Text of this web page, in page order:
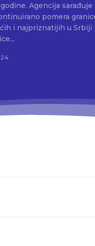
Agencija
pomera
u Srbiji i regionu. Prema